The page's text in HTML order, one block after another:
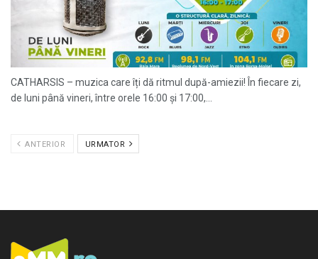
CATHARSIS – muzica care îți dă ritmul după-amiezii! În fiecare zi,
de luni până vineri, între orele 16:00 și 17:00,...
ANTERIOR URMATOR